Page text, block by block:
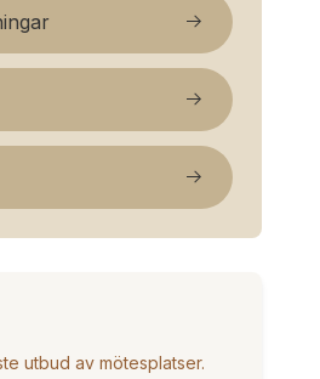
utbud av mötesplatser.